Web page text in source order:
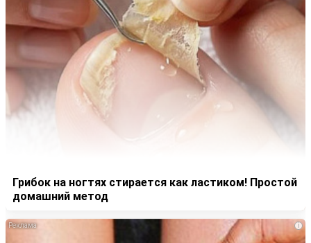
Грибок на ногтях стирается как ластиком! Простой
домашний метод
i